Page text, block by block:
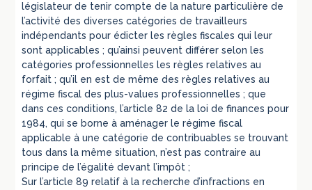
législateur de tenir compte de la nature particulière de
l’activité des diverses catégories de travailleurs
indépendants pour édicter les règles fiscales qui leur
sont applicables ; qu’ainsi peuvent différer selon les
catégories professionnelles les règles relatives au
forfait ; qu’il en est de même des règles relatives au
régime fiscal des plus-values professionnelles ; que
dans ces conditions, l’article 82 de la loi de finances pour
1984, qui se borne à aménager le régime fiscal
applicable à une catégorie de contribuables se trouvant
tous dans la même situation, n’est pas contraire au
principe de l’égalité devant l’impôt ;
Sur l’article 89 relatif à la recherche d’infractions en